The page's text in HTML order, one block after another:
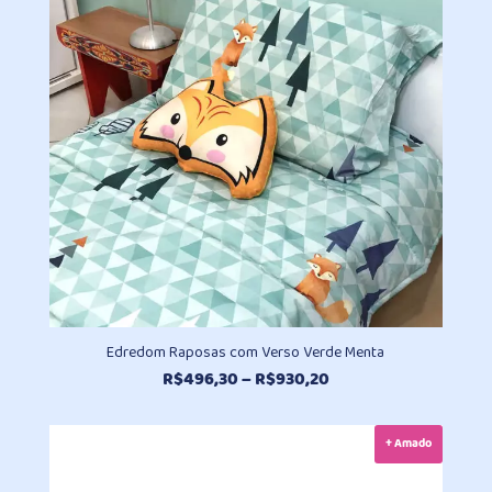
Edredom Raposas com Verso Verde Menta
R$496,30–R$930,20Faixa
preço:
R$496,30+ Amado